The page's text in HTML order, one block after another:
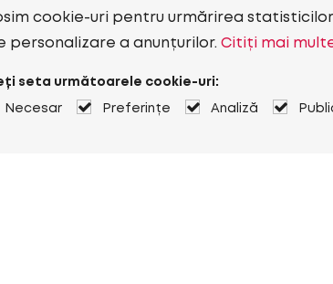
cookie-uri pentru urmărirea
personalizare a anunțurilor. Citiți mai
seta următoarele cookie-uri:
Necesar Preferințe Analiză